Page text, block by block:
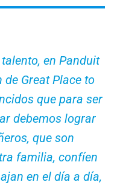
en Panduit
Great Place to
que para ser
debemos lograr
que son
familia, confíen
en el día a día,